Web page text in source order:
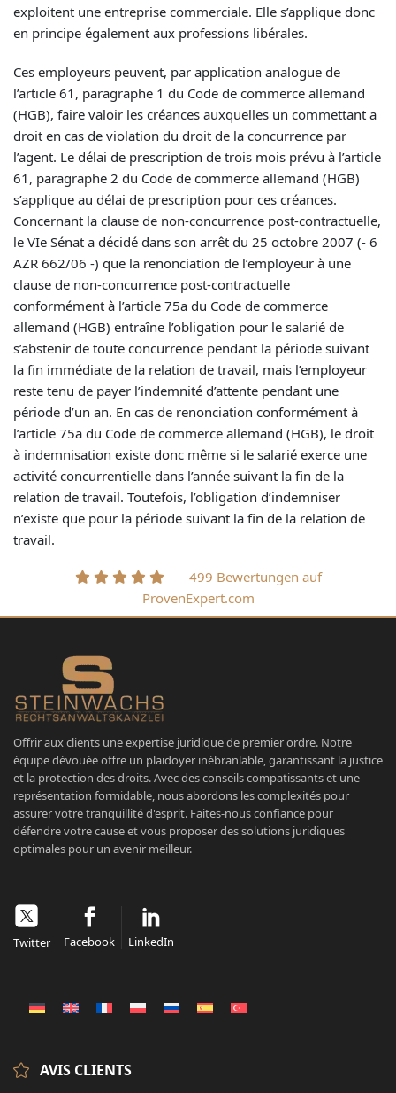
exploitent une entreprise commerciale. Elle s’applique donc
en principe également aux professions libérales.
Ces employeurs peuvent, par application analogue de
l’article 61, paragraphe 1 du Code de commerce allemand
(HGB), faire valoir les créances auxquelles un commettant a
droit en cas de violation du droit de la concurrence par
l’agent. Le délai de prescription de trois mois prévu à l’article
61, paragraphe 2 du Code de commerce allemand (HGB)
s’applique au délai de prescription pour ces créances.
Concernant la clause de non-concurrence post-contractuelle,
le VIe Sénat a décidé dans son arrêt du 25 octobre 2007 (- 6
AZR 662/06 -) que la renonciation de l’employeur à une
clause de non-concurrence post-contractuelle
conformément à l’article 75a du Code de commerce
allemand (HGB) entraîne l’obligation pour le salarié de
s’abstenir de toute concurrence pendant la période suivant
la fin immédiate de la relation de travail, mais l’employeur
reste tenu de payer l’indemnité d’attente pendant une
période d’un an. En cas de renonciation conformément à
l’article 75a du Code de commerce allemand (HGB), le droit
à indemnisation existe donc même si le salarié exerce une
activité concurrentielle dans l’année suivant la fin de la
relation de travail. Toutefois, l’obligation d’indemniser
n’existe que pour la période suivant la fin de la relation de
travail.
499 Bewertungen auf
ProvenExpert.com
Offrir aux clients une expertise juridique de premier ordre. Notre
équipe dévouée offre un plaidoyer inébranlable, garantissant la justice
et la protection des droits. Avec des conseils compatissants et une
représentation formidable, nous abordons les complexités pour
assurer votre tranquillité d'esprit. Faites-nous confiance pour
défendre votre cause et vous proposer des solutions juridiques
optimales pour un avenir meilleur.
Twitter Facebook LinkedIn
AVIS CLIENTS